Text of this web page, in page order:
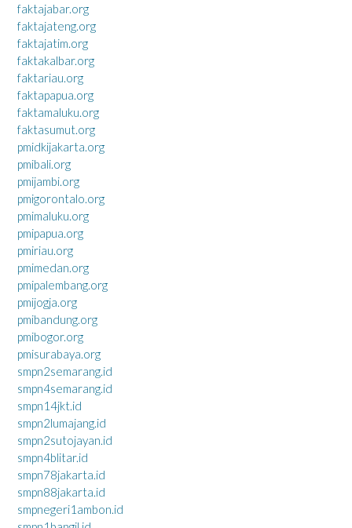
faktajabar.org
faktajateng.org
faktajatim.org
faktakalbar.org
faktariau.org
faktapapua.org
faktamaluku.org
faktasumut.org
pmidkijakarta.org
pmibali.org
pmijambi.org
pmigorontalo.org
pmimaluku.org
pmipapua.org
pmiriau.org
pmimedan.org
pmipalembang.org
pmijogja.org
pmibandung.org
pmibogor.org
pmisurabaya.org
smpn2semarang.id
smpn4semarang.id
smpn14jkt.id
smpn2lumajang.id
smpn2sutojayan.id
smpn4blitar.id
smpn78jakarta.id
smpn88jakarta.id
smpnegeri1ambon.id